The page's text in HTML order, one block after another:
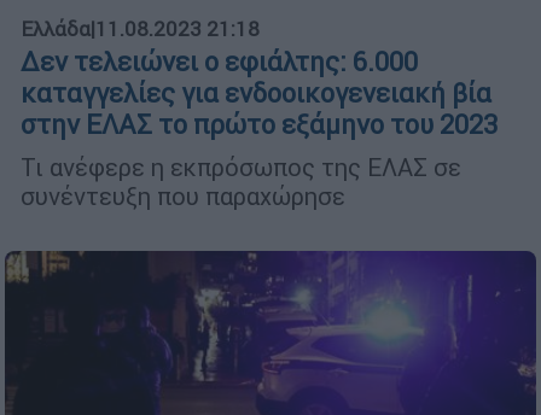
Ελλάδα|11.08.2023 21:18
Δεν τελειώνει ο εφιάλτης: 6.000
καταγγελίες για ενδοοικογενειακή βία
στην ΕΛΑΣ το πρώτο εξάμηνο του 2023
Τι ανέφερε η εκπρόσωπος της ΕΛΑΣ σε
συνέντευξη που παραχώρησε